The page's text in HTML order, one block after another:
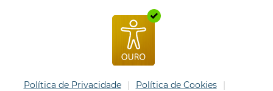
Política de Privacidade
Política de Cookies